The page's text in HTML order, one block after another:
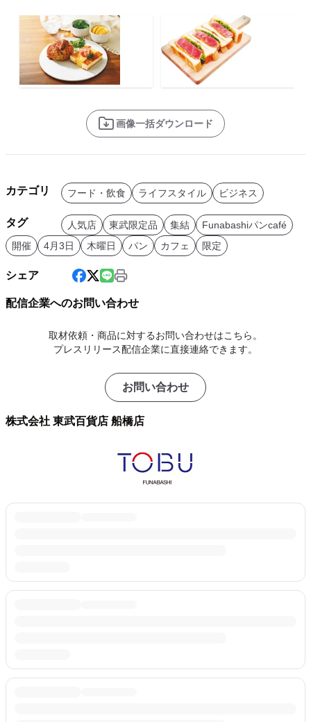
画像一括ダウンロード
カテゴリ フード・飲食 ライフスタイル ビジネス
タグ 人気店 東武限定品 集結
Funabashiパンcafé
開催
4月3日 木曜日 パン カフェ 限定
シェア
配信企業へのお問い合わせ
取材依頼・商品に対するお問い合わせはこちら。
プレスリリース配信企業に直接連絡できます。
お問い合わせ
株式会社 東武百貨店 船橋店